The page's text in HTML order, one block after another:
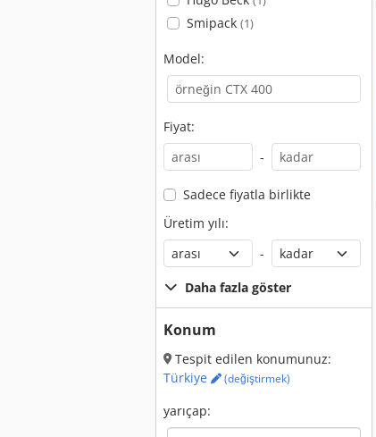
Smipack (1)
Model:
Fiyat:
-
Sadece fiyatla birlikte
Üretim yılı:
-
Daha fazla göster
Konum
Tespit edilen konumunuz:
Türkiye
(değiştirmek)
yarıçap: